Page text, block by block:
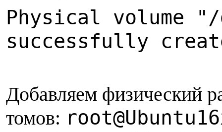
Physical volume "/
successfully
Добавляем физический
томов: